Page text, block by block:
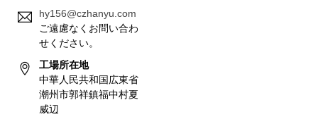
hy156@czhanyu.com
ご遠慮なくお問い合わ
せください。
工場所在地
中華人民共和国広東省
潮州市郭祥鎮福中村夏
威辺